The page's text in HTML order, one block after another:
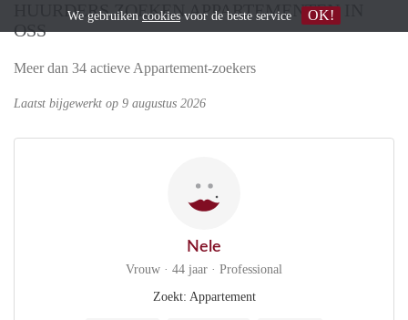
HUURDERS ZOEKEN APPARTEMENTEN IN
OSS
Meer dan 34 actieve Appartement-zoekers
Laatst bijgewerkt op 9 augustus 2026
Nele
Vrouw · 44 jaar · Professional
Zoekt: Appartement
We gebruiken cookies voor de beste service OK!